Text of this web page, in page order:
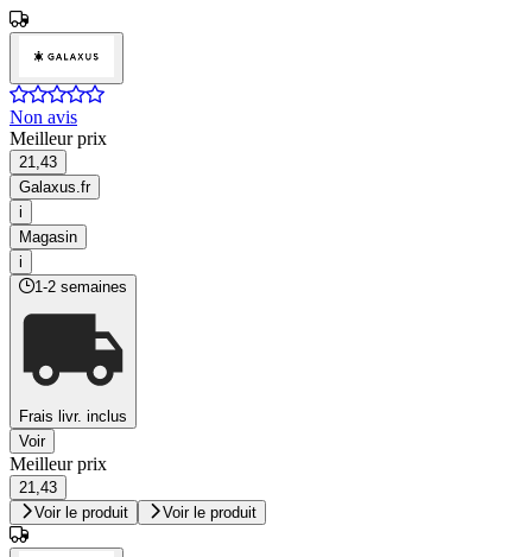
Non avis
Meilleur prix
21,43
Galaxus.fr
i
Magasin
i
1-2 semaines
Frais livr. inclus
Voir
Meilleur prix
21,43
Voir le produit
Voir le produit